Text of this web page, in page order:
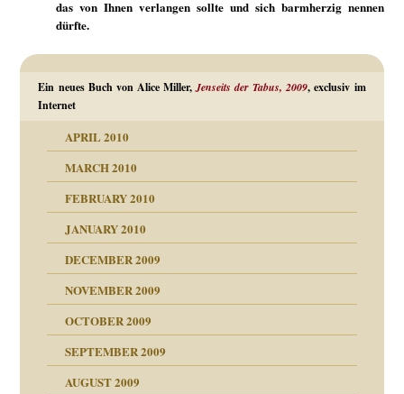
das von Ihnen verlangen sollte und sich barmherzig nennen
dürfte.
Ein neues Buch von Alice Miller,Jenseits der Tabus, 2009, exclusiv im
Internet
APRIL 2010
MARCH 2010
FEBRUARY 2010
JANUARY 2010
DECEMBER 2009
NOVEMBER 2009
OCTOBER 2009
SEPTEMBER 2009
AUGUST 2009